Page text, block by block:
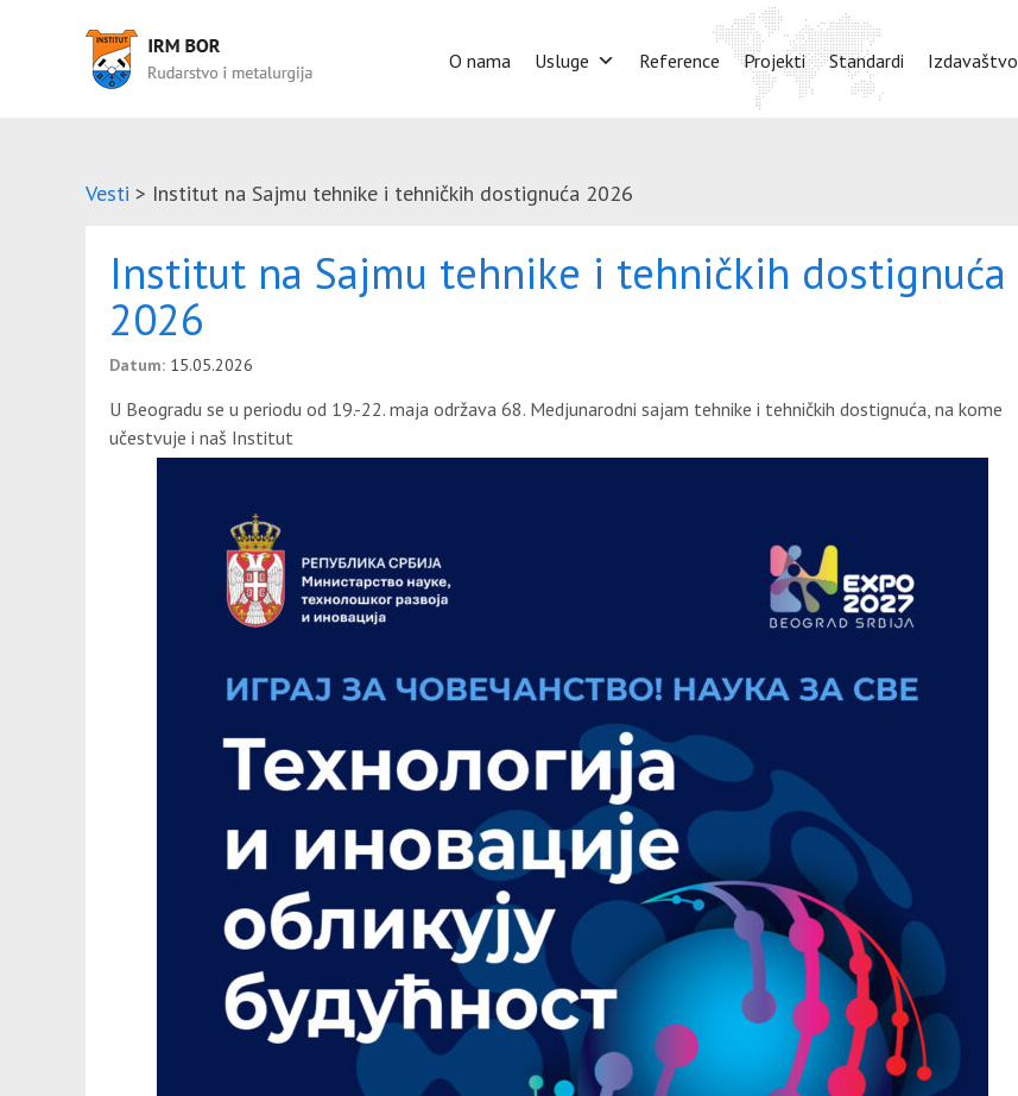
O nama Usluge Reference Projekti Standardi Izdavaštvo
Vesti > Institut na Sajmu tehnike i tehničkih dostignuća 2026
Institut na Sajmu tehnike i tehničkih dostignuća
2026
Datum: 15.05.2026
U Beogradu se u periodu od 19.-22. maja održava 68. Medjunarodni sajam tehnike i tehničkih dostignuća, na kome
učestvuje i naš Institut